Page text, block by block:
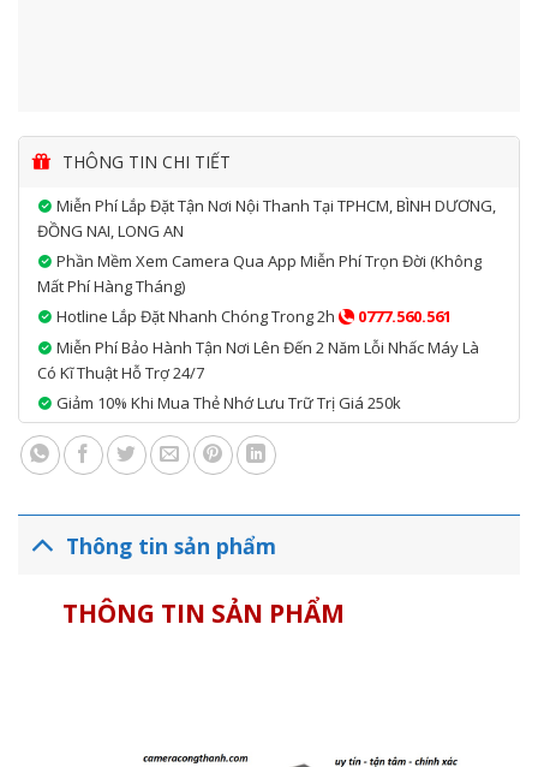
THÔNG TIN CHI TIẾT
Miễn Phí Lắp Đặt Tận Nơi Nội Thanh Tại TPHCM, BÌNH DƯƠNG,
ĐỒNG NAI, LONG AN
Phần Mềm Xem Camera Qua App Miễn Phí Trọn Đời (không
Mất Phí Hàng Tháng)
Hotline Lắp Đặt Nhanh Chóng Trong 2h
0777.560.561
Miễn Phí Bảo Hành Tận Nơi Lên Đến 2 Năm Lỗi Nhấc Máy Là
Có Kĩ Thuật Hỗ Trợ 24/7
Giảm 10% Khi Mua Thẻ Nhớ Lưu Trữ Trị Giá 250k
Thông tin sản phẩm
THÔNG TIN SẢN PHẨM